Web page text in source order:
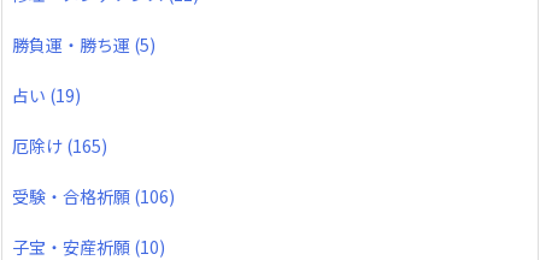
勝負運・勝ち運 (5)
占い (19)
厄除け (165)
受験・合格祈願 (106)
子宝・安産祈願 (10)